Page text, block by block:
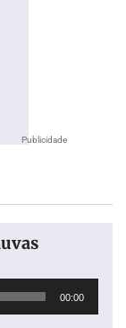
Publicidade
00:00